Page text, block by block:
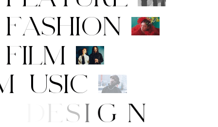
FASHION
FILM
M USIC
T/D ES IG